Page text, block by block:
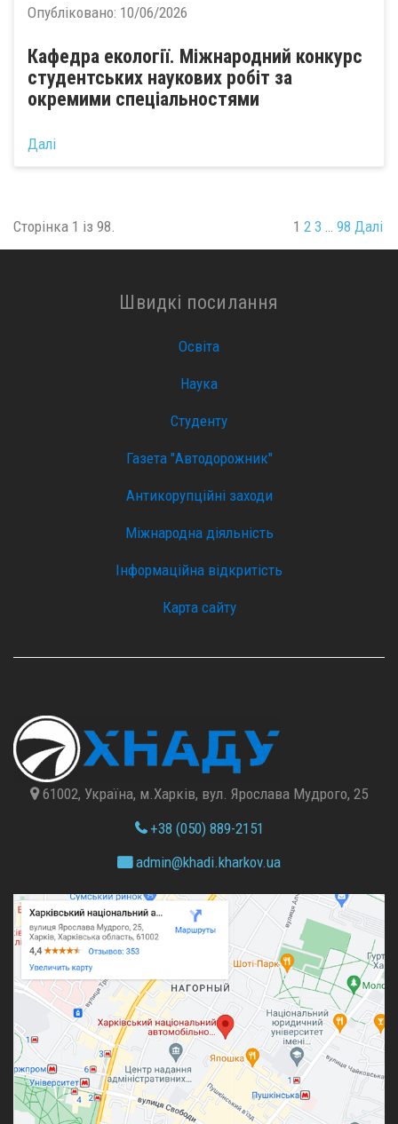
Опубліковано: 10/06/2026
Кафедра екології. Міжнародний конкурс
студентських наукових робіт за
окремими спеціальностями
Далі
Сторінка 1 із 98. 1 2 3 98 Далі
Швидкі посилання
Освіта
Наука
Студенту
Газета "Автодорожник"
Антикорупційні заходи
Міжнародна діяльність
Інформаційна відкритість
Карта сайту
61002, Україна, м.Харків, вул. Ярослава Мудрого, 25
+38 (050) 889-2151
admin@khadi.kharkov.ua